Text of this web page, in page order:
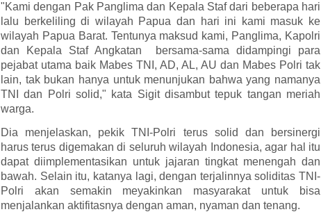
"Kami dengan Pak Panglima dan Kepala Staf dari beberapa hari
lalu berkeliling di wilayah Papua dan hari ini kami masuk ke
wilayah Papua Barat. Tentunya maksud kami, Panglima, Kapolri
dan Kepala Staf Angkatan bersama-sama didampingi para
pejabat utama baik Mabes TNI, AD, AL, AU dan Mabes Polri tak
lain, tak bukan hanya untuk menunjukan bahwa yang namanya
TNI dan Polri solid," kata Sigit disambut tepuk tangan meriah
warga.
Dia menjelaskan, pekik TNI-Polri terus solid dan bersinergi
harus terus digemakan di seluruh wilayah Indonesia, agar hal itu
dapat diimplementasikan untuk jajaran tingkat menengah dan
bawah. Selain itu, katanya lagi, dengan terjalinnya soliditas TNI-
Polri akan semakin meyakinkan masyarakat untuk bisa
menjalankan aktifitasnya dengan aman, nyaman dan tenang.